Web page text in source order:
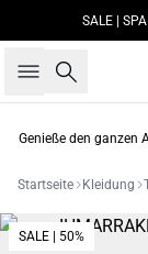
SALE |
Suche
Genieße den ganzen
Startseite Kleidung
SALE | 50%